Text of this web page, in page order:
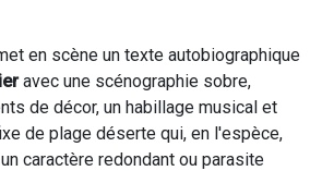
en scène un texte autobiographique
avec une scénographie sobre,
de décor, un habillage musical et
de plage déserte qui, en l'espèce,
caractère redondant ou parasite